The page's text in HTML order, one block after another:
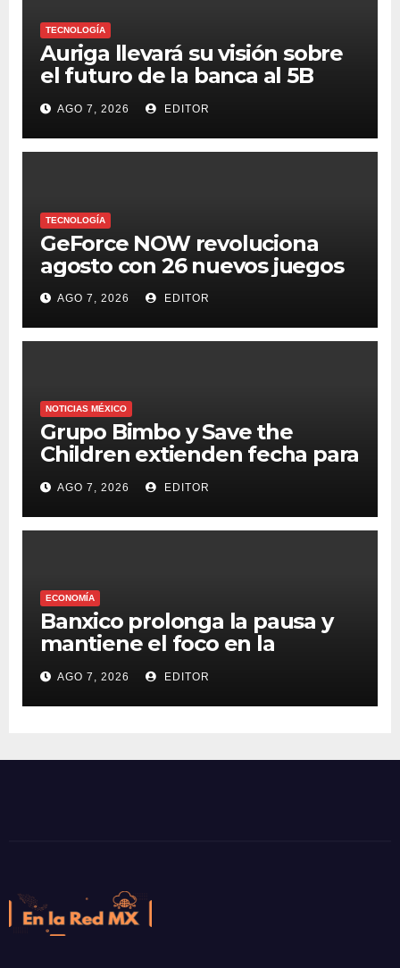
TECNOLOGÍA
Auriga llevará su visión sobre
el futuro de la banca al 5B
Digital Summit 2026
AGO 7, 2026 EDITOR
TECNOLOGÍA
GeForce NOW revoluciona
agosto con 26 nuevos juegos
AGO 7, 2026 EDITOR
NOTICIAS MÉXICO
Grupo Bimbo y Save the
Children extienden fecha para
apoyar a damnificados de
Venezuela
AGO 7, 2026 EDITOR
ECONOMÍA
Banxico prolonga la pausa y
mantiene el foco en la
inflación
AGO 7, 2026 EDITOR